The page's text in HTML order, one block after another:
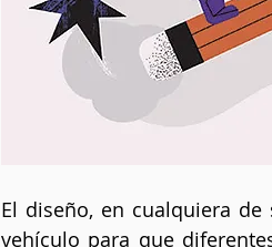
El diseño, en cualquiera
vehículo para que